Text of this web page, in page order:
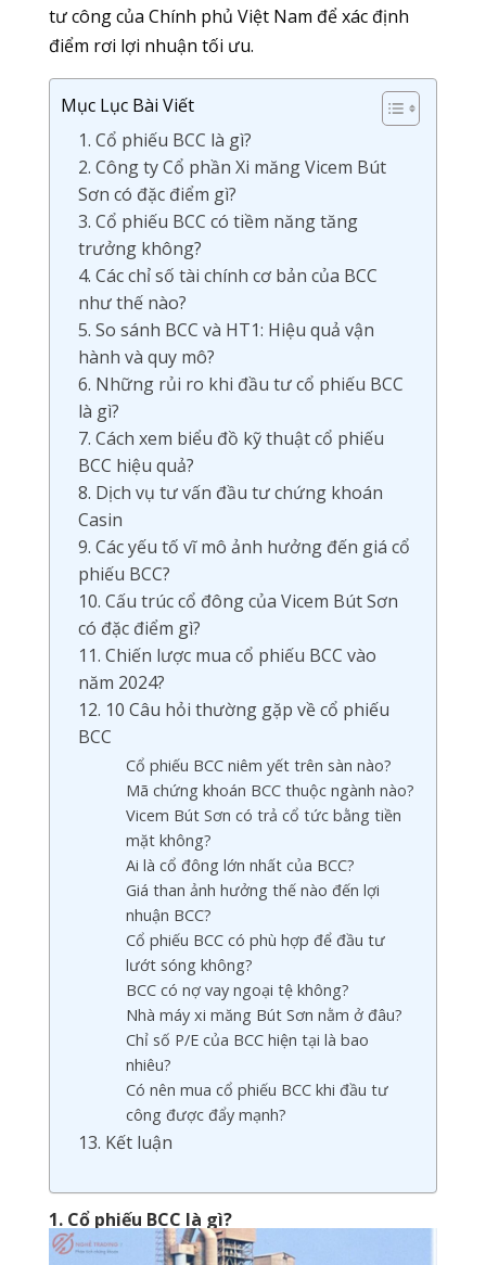
tư công của Chính phủ Việt Nam để xác định
điểm rơi lợi nhuận tối ưu.
Mục Lục Bài Viết
1. Cổ phiếu BCC là gì?
2. Công ty Cổ phần Xi măng Vicem Bút
Sơn có đặc điểm gì?
3. Cổ phiếu BCC có tiềm năng tăng
trưởng không?
4. Các chỉ số tài chính cơ bản của BCC
như thế nào?
5. So sánh BCC và HT1: Hiệu quả vận
hành và quy mô?
6. Những rủi ro khi đầu tư cổ phiếu BCC
là gì?
7. Cách xem biểu đồ kỹ thuật cổ phiếu
BCC hiệu quả?
8. Dịch vụ tư vấn đầu tư chứng khoán
Casin
9. Các yếu tố vĩ mô ảnh hưởng đến giá cổ
phiếu BCC?
10. Cấu trúc cổ đông của Vicem Bút Sơn
có đặc điểm gì?
11. Chiến lược mua cổ phiếu BCC vào
năm 2024?
12. 10 Câu hỏi thường gặp về cổ phiếu
BCC
Cổ phiếu BCC niêm yết trên sàn nào?
Mã chứng khoán BCC thuộc ngành nào?
Vicem Bút Sơn có trả cổ tức bằng tiền
mặt không?
Ai là cổ đông lớn nhất của BCC?
Giá than ảnh hưởng thế nào đến lợi
nhuận BCC?
Cổ phiếu BCC có phù hợp để đầu tư
lướt sóng không?
BCC có nợ vay ngoại tệ không?
Nhà máy xi măng Bút Sơn nằm ở đâu?
Chỉ số P/E của BCC hiện tại là bao
nhiêu?
Có nên mua cổ phiếu BCC khi đầu tư
công được đẩy mạnh?
13. Kết luận
1. Cổ phiếu BCC là gì?